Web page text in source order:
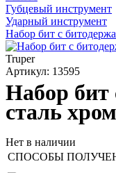
Губцевый инструмент
Ударный инструмент
Набор бит с
Truper
Артикул: 13595
Набор бит
сталь
Нет в наличии
СПОСОБЫ